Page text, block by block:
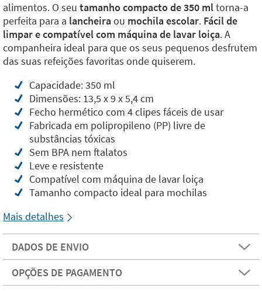
alimentos. O seu tamanho compacto de 350 mltorna-a
perfeita para a lancheiraou mochila escolar. Fácil de
limpar e compatível com máquina de lavar loiça. A
companheira ideal para que os seus pequenos desfrutem
das suas refeições favoritas onde quiserem.
Capacidade: 350 ml
Dimensões: 13,5 x 9 x 5,4 cm
Fecho hermético com 4 clipes fáceis de usar
Fabricada em polipropileno (PP) livre de
substâncias tóxicas
Sem BPA nem ftalatos
Leve e resistente
Compatível com máquina de lavar loiça
Tamanho compacto ideal para mochilas
Mais detalhes
DADOS DE ENVIO
OPÇÕES DE PAGAMENTO